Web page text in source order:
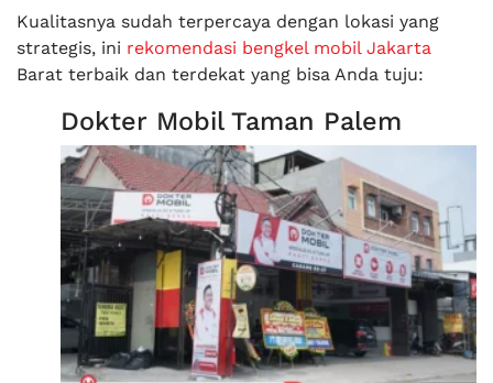
Kualitasnya sudah terpercaya dengan lokasi yang
strategis, ini rekomendasi bengkel mobil Jakarta
Barat terbaik dan terdekat yang bisa Anda tuju:
Dokter Mobil Taman Palem